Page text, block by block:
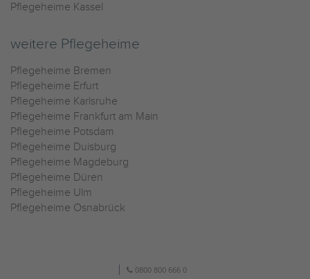
Pflegeheime Kassel
weitere Pflegeheime
Pflegeheime Bremen
Pflegeheime Erfurt
Pflegeheime Karlsruhe
Pflegeheime Frankfurt am Main
Pflegeheime Potsdam
Pflegeheime Duisburg
Pflegeheime Magdeburg
Pflegeheime Düren
Pflegeheime Ulm
Pflegeheime Osnabrück
0800 800 666 0